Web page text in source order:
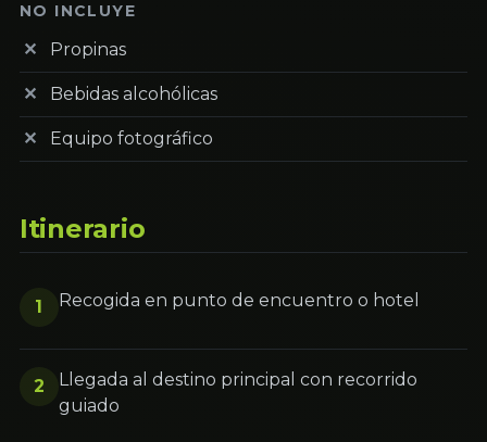
NO INCLUYE
Propinas
Bebidas alcohólicas
Equipo fotográfico
Itinerario
1 Recogida en punto de encuentro o hotel
2
Llegada al destino principal con recorrido
guiado